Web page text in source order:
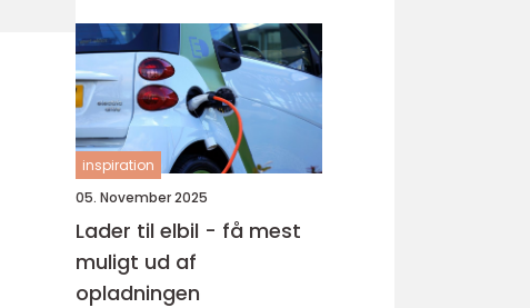
inspiration
05. November 2025
Lader til elbil - få mest
muligt ud af
opladningen